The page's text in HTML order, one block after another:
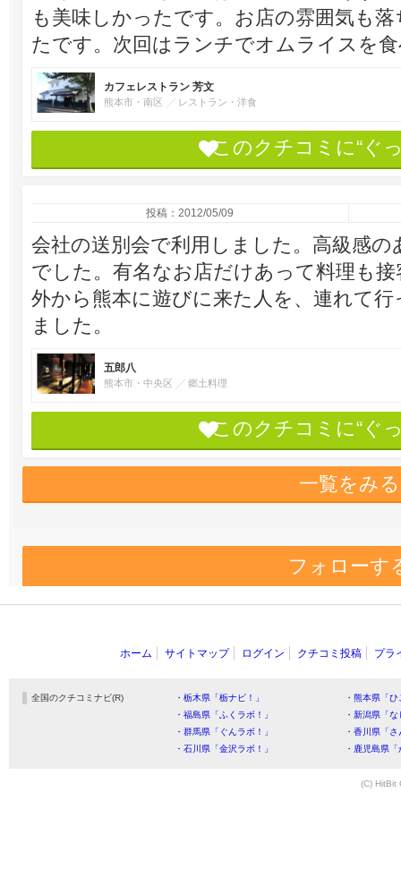
も美味しかったです。お店の雰囲気も
たです。次回はランチでオムライスを
カフェレストラン 芳文
熊本市・南区 レストラン・洋食
このクチコミに“ぐ
投稿：2012/05/09
会社の送別会で利用しました。高級感
でした。有名なお店だけあって料理も
外から熊本に遊びに来た人を、連れて
ました。
五郎八
熊本市・中央区 郷土料理
このクチコミに“ぐ
一覧をみる
フォローす
ホーム サイトマップ ログイン クチコミ投稿 プラ
全国のクチコミナビ(R) ・栃木県「栃ナビ！」
・熊本県「
・福島県「ふくラボ！」
・新潟県「
・群馬県「ぐんラボ！」
・香川県「
・石川県「金沢ラボ！」
・鹿児島県
(C) HitBit